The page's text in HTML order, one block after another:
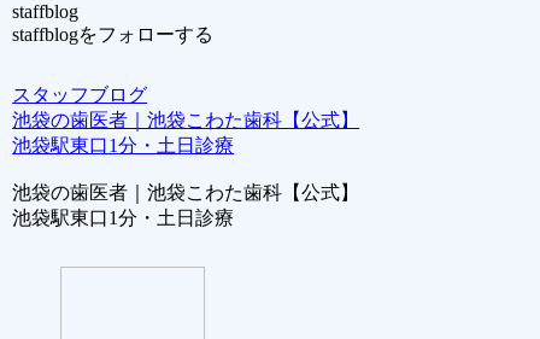
staffblog
staffblogをフォローする
スタッフブログ
池袋の歯医者｜池袋こわた歯科【公式】
池袋駅東口1分・土日診療
池袋の歯医者｜池袋こわた歯科【公式】
池袋駅東口1分・土日診療